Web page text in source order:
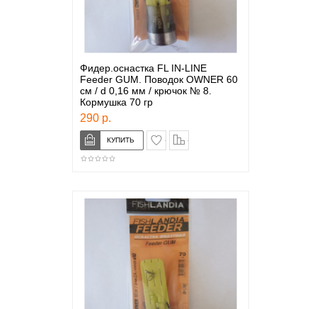
Фидер.оснастка FL IN-LINE
Feeder GUM. Поводок OWNER 60
см / d 0,16 мм / крючок № 8.
Кормушка 70 гр
290 р.
в закладки